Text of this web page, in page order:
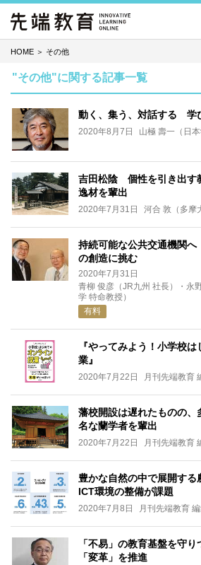
HOME ＞ その他
"その他"に関する記事一覧
動く、集う、対話する 学
2020年8月7日 山極 壽一（日本
吉田松陰 個性を引き出す
逸材を輩出
2020年7月31日 河合 敦（多摩
持続可能な公共交通機関
の創造に挑む
2020年7月31日
青柳 俊彦（JR九州 社長）・永
学 特命教授）
有料
『やってみよう！小学校
業』
2020年7月22日 月刊先端教育
藩校開設は遅れたものの、
名な蘭学者を輩出
2020年7月22日 月刊先端教育
豊かな自然の中で展開す
ICT環境の整備が課題
2020年7月8日 月刊先端教育
「不易」の教育基盤を守
「変革」を推進